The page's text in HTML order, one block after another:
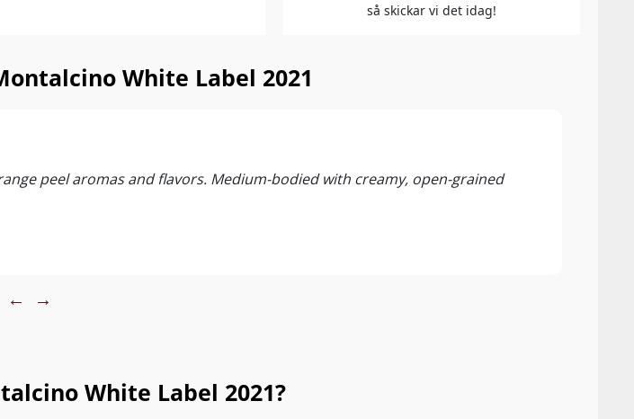
fokuserat och härligt
för årgångens troligen
svamprisotto, kraftiga
så skickar vi det idag!
White Label 2021
peel aromas and flavors. Medium-bodied with creamy, open-grained
← →
White Label 2021?